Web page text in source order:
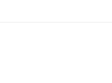
服務後，再付款。
帳流程】
先享後付」後，將跳轉至「
含以上)免運費
含以上)免運費